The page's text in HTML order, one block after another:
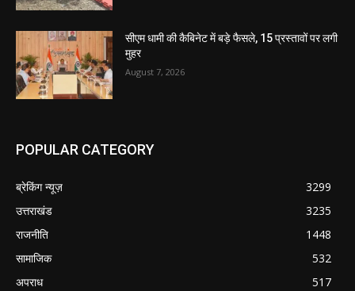
सीएम धामी की कैबिनेट में बड़े फैसले, 15 प्रस्तावों पर लगी
मुहर
August 7, 2026
POPULAR CATEGORY
ब्रेकिंग न्यूज़
3299
उत्तराखंड
3235
राजनीति
1448
सामाजिक
532
अपराध
517